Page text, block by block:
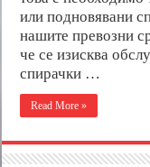
или подновявани
нашите превозни
че се изисква
спирачки …
Read More »